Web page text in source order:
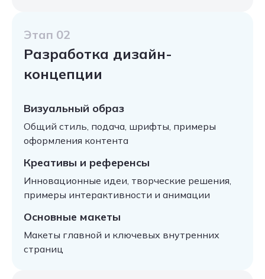
Этап 02
Разработка дизайн-
концепции
Визуальный образ
Общий стиль, подача, шрифты, примеры
оформления контента
Креативы и референсы
Инновационные идеи, творческие решения,
примеры интерактивности и анимации
Основные макеты
Макеты главной и ключевых внутренних
страниц